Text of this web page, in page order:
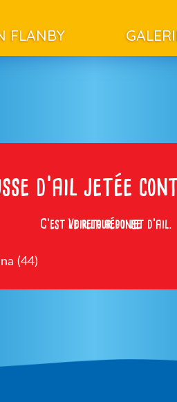
FLANBY
d’ail jetée
Voir la réponse
C’est le retour du jet d’ail.
(44)